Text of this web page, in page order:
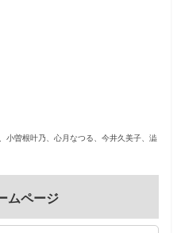
小曽根叶乃、心月なつる、今井久美子、澁
ムページ